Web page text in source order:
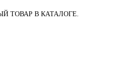
ТОВАР В КАТАЛОГЕ.